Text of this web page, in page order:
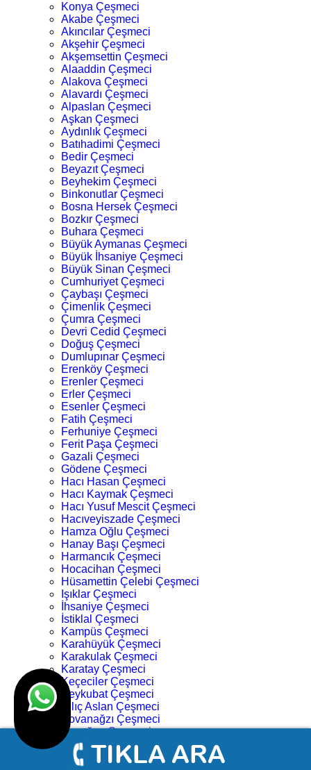
Konya Çeşmeci
Akabe Çeşmeci
Akıncılar Çeşmeci
Akşehir Çeşmeci
Akşemsettin Çeşmeci
Alaaddin Çeşmeci
Alakova Çeşmeci
Alavardı Çeşmeci
Alpaslan Çeşmeci
Aşkan Çeşmeci
Aydınlık Çeşmeci
Batıhadimi Çeşmeci
Bedir Çeşmeci
Beyazıt Çeşmeci
Beyhekim Çeşmeci
Binkonutlar Çeşmeci
Bosna Hersek Çeşmeci
Bozkır Çeşmeci
Buhara Çeşmeci
Büyük Aymanas Çeşmeci
Büyük İhsaniye Çeşmeci
Büyük Sinan Çeşmeci
Cumhuriyet Çeşmeci
Çaybaşı Çeşmeci
Çimenlik Çeşmeci
Çumra Çeşmeci
Devri Cedid Çeşmeci
Doğuş Çeşmeci
Dumlupınar Çeşmeci
Erenköy Çeşmeci
Erenler Çeşmeci
Erler Çeşmeci
Esenler Çeşmeci
Fatih Çeşmeci
Ferhuniye Çeşmeci
Ferit Paşa Çeşmeci
Gazali Çeşmeci
Gödene Çeşmeci
Hacı Hasan Çeşmeci
Hacı Kaymak Çeşmeci
Hacı Yusuf Mescit Çeşmeci
Hacıveyiszade Çeşmeci
Hamza Oğlu Çeşmeci
Hanay Başı Çeşmeci
Harmancık Çeşmeci
Hocacihan Çeşmeci
Hüsamettin Çelebi Çeşmeci
Işıklar Çeşmeci
İhsaniye Çeşmeci
İstiklal Çeşmeci
Kampüs Çeşmeci
Karahüyük Çeşmeci
Karakulak Çeşmeci
Karatay Çeşmeci
Keçeciler Çeşmeci
Keykubat Çeşmeci
Kılıç Aslan Çeşmeci
Kovanağzı Çeşmeci
Kozağaç Çeşmeci
Köprü Başı Çeşmeci
Köyceğiz Çeşmeci